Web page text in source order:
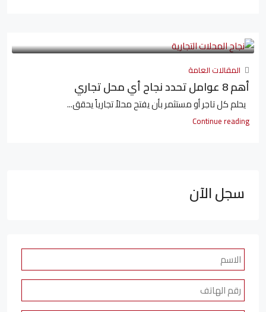
المقالات العامة
أهم 8 عوامل تحدد نجاح أي محل تجاري
يحلم كل تاجر أو مستثمر بأن يفتح محلاً تجارياً يحقق...
Continue reading
سجل الآن